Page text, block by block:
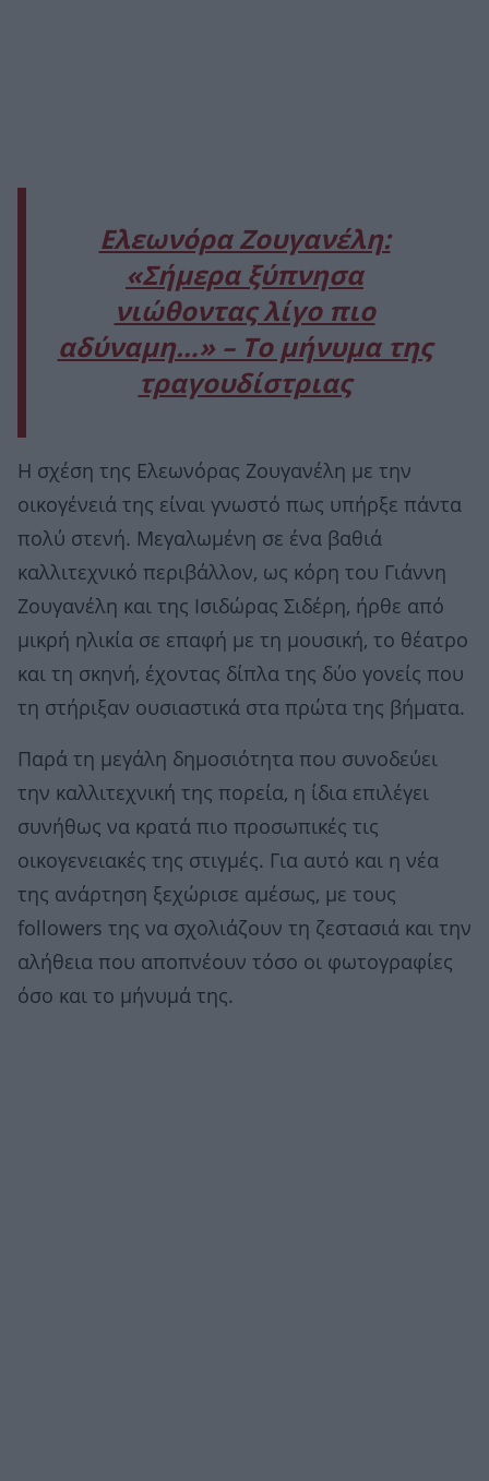
Ελεωνόρα Ζουγανέλη:
«Σήμερα ξύπνησα
νιώθοντας λίγο πιο
αδύναμη…» – Το μήνυμα της
τραγουδίστριας
Η σχέση της Ελεωνόρας Ζουγανέλη με την
οικογένειά της είναι γνωστό πως υπήρξε πάντα
πολύ στενή. Μεγαλωμένη σε ένα βαθιά
καλλιτεχνικό περιβάλλον, ως κόρη του Γιάννη
Ζουγανέλη και της Ισιδώρας Σιδέρη, ήρθε από
μικρή ηλικία σε επαφή με τη μουσική, το θέατρο
και τη σκηνή, έχοντας δίπλα της δύο γονείς που
τη στήριξαν ουσιαστικά στα πρώτα της βήματα.
Παρά τη μεγάλη δημοσιότητα που συνοδεύει
την καλλιτεχνική της πορεία, η ίδια επιλέγει
συνήθως να κρατά πιο προσωπικές τις
οικογενειακές της στιγμές. Για αυτό και η νέα
της ανάρτηση ξεχώρισε αμέσως, με τους
followers της να σχολιάζουν τη ζεστασιά και την
αλήθεια που αποπνέουν τόσο οι φωτογραφίες
όσο και το μήνυμά της.